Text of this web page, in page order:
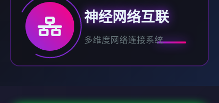
神经网络互联
多维度网络连接系统